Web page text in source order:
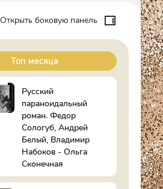
Открыть боковую панель
Топ месяца
Русский
параноидальный
роман. Федор
Сологуб, Андрей
Белый, Владимир
Набоков - Ольга
Сконечная